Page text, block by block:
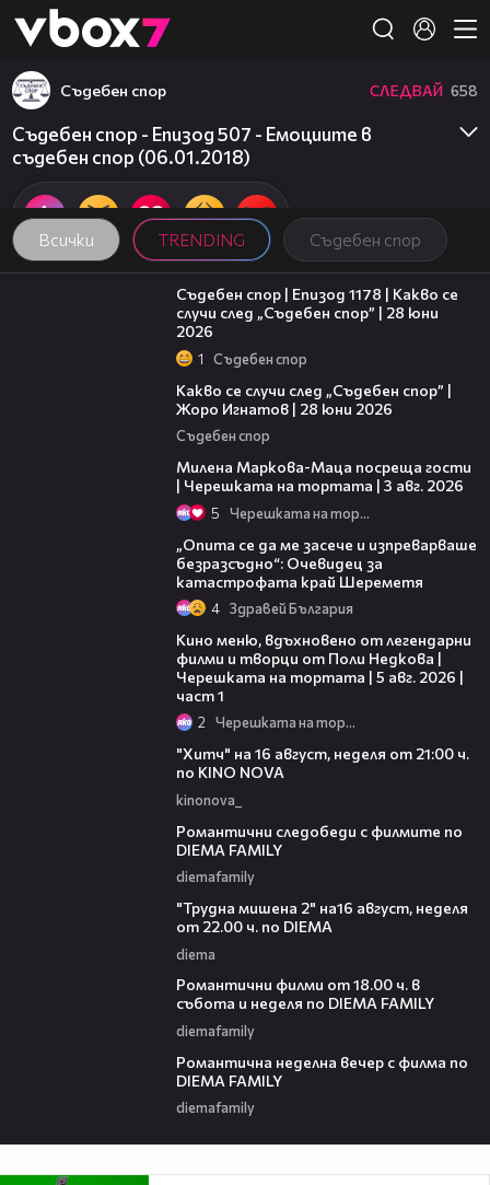
👾
Всички TRENDING Съдебен спор
Съдебен спор СЛЕДВАЙ 658
Съдебен спор - Епизод 507 - Емоциите в
съдебен спор (06.01.2018)
47:02
Съдебен спор | Епизод 1178 | Какво се
случи след „Съдебен спор” | 28 юни
2026
1 Съдебен спор
Какво се случи след „Съдебен спор” |
Жоро Игнатов | 28 юни 2026
Съдебен спор
Милена Маркова-Маца посреща гости
| Черешката на тортата | 3 авг. 2026
5 Черешката на тортата
„Опита се да ме засече и изпреварваше
безразсъдно“: Очевидец за
катастрофата край Шереметя
4 Здравей България
Кино меню, вдъхновено от легендарни
филми и творци от Поли Недкова |
Черешката на тортата | 5 авг. 2026 |
част 1
2 Черешката на тортата
"Хитч" на 16 август, неделя от 21:00 ч.
по KINO NOVA
kinonova_
Романтични следобеди с филмите по
DIEMA FAMILY
diemafamily
"Трудна мишена 2" на16 август, неделя
от 22.00 ч. по DIEMA
diema
Романтични филми от 18.00 ч. в
събота и неделя по DIEMA FAMILY
diemafamily
Романтичнa неделна вечер с филма по
DIEMA FAMILY
diemafamily